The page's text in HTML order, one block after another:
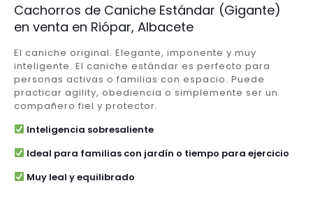
Cachorros de Caniche Estándar (Gigante)
en venta en Riópar, Albacete
El caniche original. Elegante, imponente y muy
inteligente. El caniche estándar es perfecto para
personas activas o familias con espacio. Puede
practicar agility, obediencia o simplemente ser un
compañero fiel y protector.
Inteligencia sobresaliente
Ideal para familias con jardín o tiempo para ejercicio
Muy leal y equilibrado